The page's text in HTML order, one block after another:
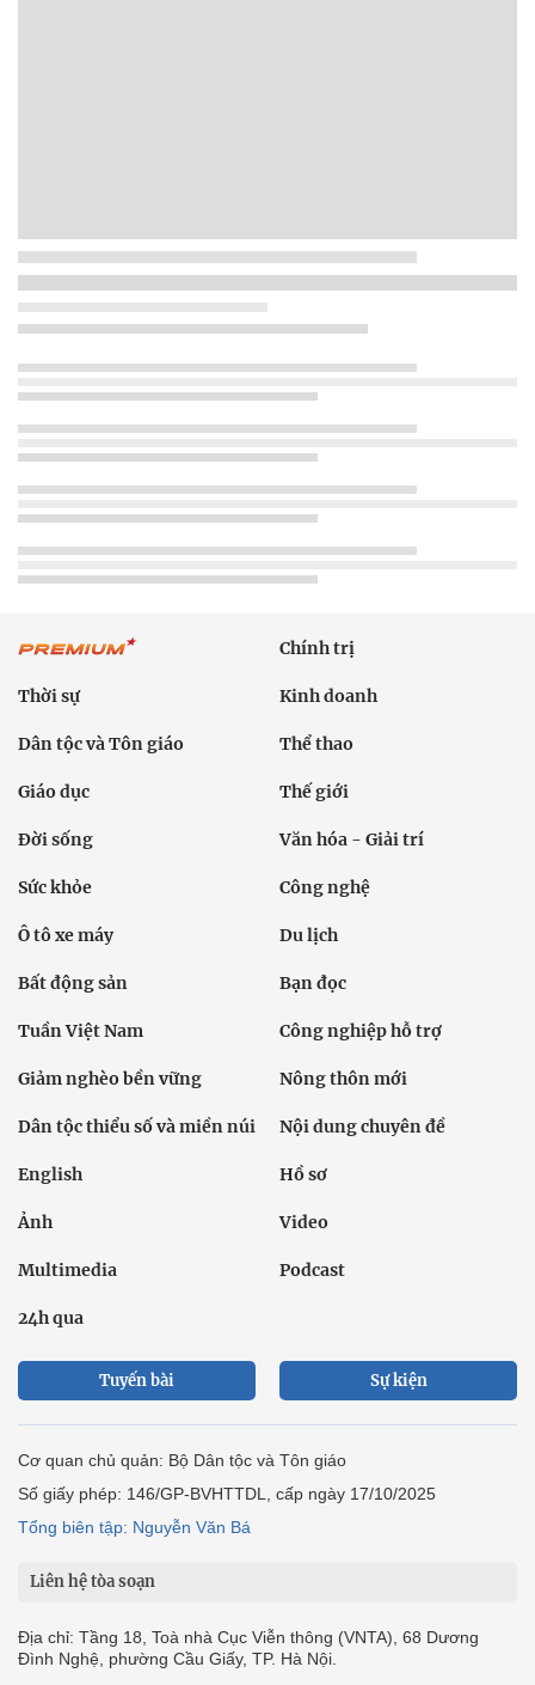
Chính trị
Thời sự Kinh doanh
Dân tộc và Tôn giáo Thể thao
Giáo dục Thế giới
Đời sống Văn hóa - Giải trí
Sức khỏe Công nghệ
Ô tô xe máy Du lịch
Bất động sản Bạn đọc
Tuần Việt Nam Công nghiệp hỗ trợ
Giảm nghèo bền vững Nông thôn mới
Dân tộc thiểu số và miền núi Nội dung chuyên đề
English Hồ sơ
Ảnh Video
Multimedia Podcast
24h qua
Tuyến bài Sự kiện
Cơ quan chủ quản: Bộ Dân tộc và Tôn giáo
Số giấy phép: 146/GP-BVHTTDL, cấp ngày 17/10/2025
Tổng biên tập: Nguyễn Văn Bá
Liên hệ tòa soạn
Địa chỉ: Tầng 18, Toà nhà Cục Viễn thông (VNTA), 68 Dương
Đình Nghệ, phường Cầu Giấy, TP. Hà Nội.